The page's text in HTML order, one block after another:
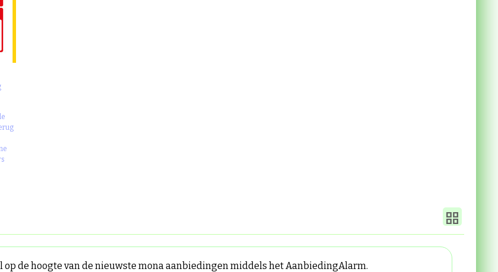
op de hoogte van de nieuwste mona aanbiedingen middels het AanbiedingAlarm.